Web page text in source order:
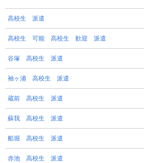
高校生 派遣
高校生 可能 高校生 歓迎 派遣
谷塚 高校生 派遣
袖ヶ浦 高校生 派遣
蔵前 高校生 派遣
蘇我 高校生 派遣
船堀 高校生 派遣
赤池 高校生 派遣